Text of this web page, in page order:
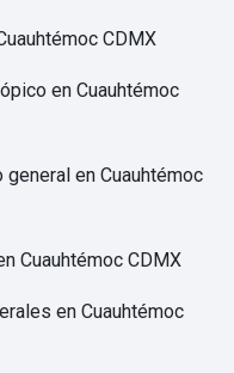
CDMX
en Cuauhtémoc
en Cuauhtémoc
Cuauhtémoc CDMX
en Cuauhtémoc